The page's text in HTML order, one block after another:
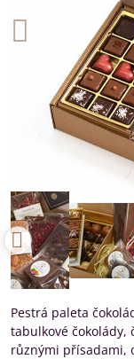
Pestrá paleta
tabulkové čokolády,
různými přísadami,